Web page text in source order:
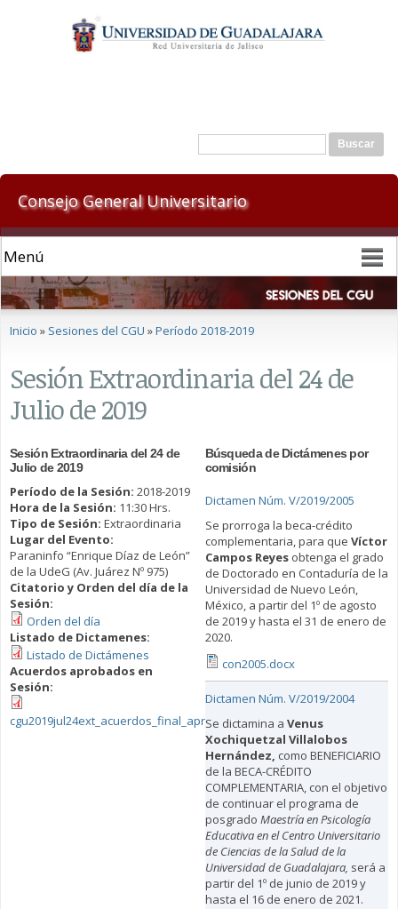
contenido
principal
Formulario de búsqueda
Buscar
Consejo General Universitario
Se encuentra usted aquí
Inicio » Sesiones del CGU »Período 2018-2019
Sesión Extraordinaria del 24 de
Julio de 2019
Sesión Extraordinaria del 24 de
Julio de 2019
Período de la Sesión: 2018-2019
Hora de la Sesión: 11:30 Hrs.
Tipo de Sesión: Extraordinaria
Lugar del Evento:
Paraninfo “Enrique Díaz de León”
de la UdeG (Av. Juárez Nº 975)
Citatorio y Orden del día de la
Sesión:
Orden del día
Listado de Dictamenes:
Listado de Dictámenes
Acuerdos aprobados en
Sesión:
cgu2019jul24ext_acuerdos_final_aprobados.pdf
Búsqueda de Dictámenes por
comisión
Dictamen Núm. V/2019/2005
Se prorroga la beca-crédito
complementaria, para que Víctor
Campos Reyesobtenga el grado
de Doctorado en Contaduría de la
Universidad de Nuevo León,
México, a partir del 1º de agosto
de 2019 y hasta el 31 de enero de
2020.
con2005.docx
Dictamen Núm. V/2019/2004
Se dictamina a Venus
Xochiquetzal Villalobos
Hernández, como BENEFICIARIO
de la BECA-CRÉDITO
COMPLEMENTARIA, con el objetivo
de continuar el programa de
posgrado Maestría en Psicología
Educativa en el Centro Universitario
de Ciencias de la Salud de la
Universidad de Guadalajara, será a
partir del 1º de junio de 2019 y
hasta el 16 de enero de 2021.